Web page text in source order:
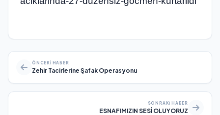
ÖNCEKI HABER
Zehir Tacirlerine Şafak Operasyonu
SONRAKI HABER
ESNAFIMIZIN SESİ OLUYORUZ